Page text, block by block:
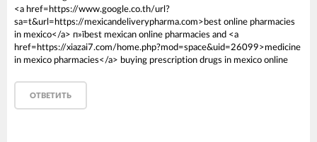
<a href=https://www.google.co.th/url?
sa=t&url=https://mexicandeliverypharma.com>best online pharmacies
in mexico</a> п»їbest mexican online pharmacies and <a
href=https://xiazai7.com/home.php?mod=space&uid=26099>medicine
in mexico pharmacies</a> buying prescription drugs in mexico online
ОТВЕТИТЬ